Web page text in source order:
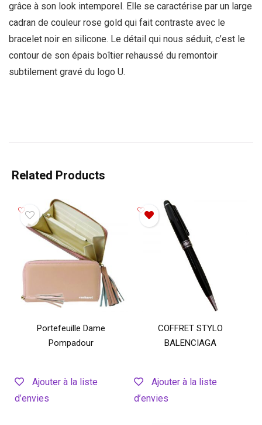
grâce à son look intemporel. Elle se caractérise par un large
cadran de couleur rose gold qui fait contraste avec le
bracelet noir en silicone. Le détail qui nous séduit, c’est le
contour de son épais boîtier rehaussé du remontoir
subtilement gravé du logo U.
Related Products
Portefeuille Dame
Pompadour
Ajouter à la liste
d’envies
COFFRET STYLO
BALENCIAGA
Ajouter à la liste
d’envies